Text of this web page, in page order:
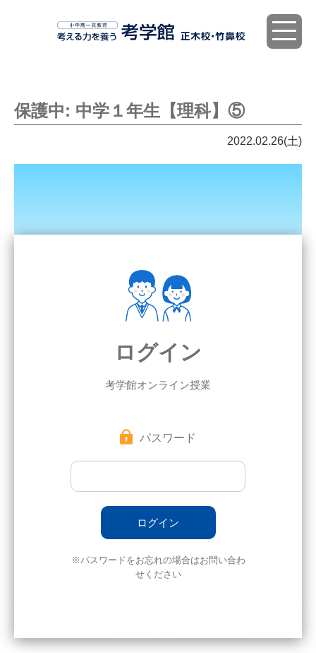
toggle
保護中: 中学１年生【理科】⑤
2022.02.26(土)
ログイン
考学館オンライン授業
パスワード
※パスワードをお忘れの場合はお問い合わ
せください